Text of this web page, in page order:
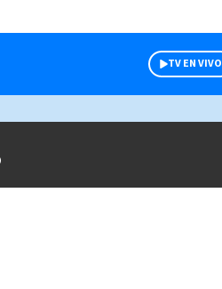
TV EN VIVO